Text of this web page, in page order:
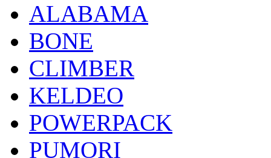
ALABAMA
BONE
CLIMBER
KELDEO
POWERPACK
PUMORI